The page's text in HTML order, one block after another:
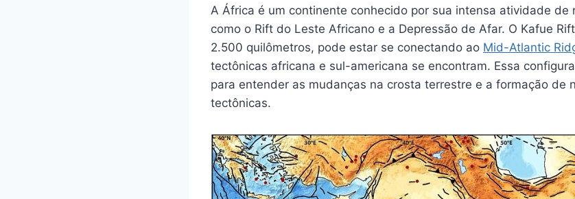
A África é um continente conhecido por sua intensa atividade de
como o Rift do Leste Africano e a Depressão de Afar. O Kafue
2.500 quilômetros, pode estar se conectando ao Mid-Atlantic
tectônicas africana e sul-americana se encontram. Essa
para entender as mudanças na crosta terrestre e a formação de
tectônicas.